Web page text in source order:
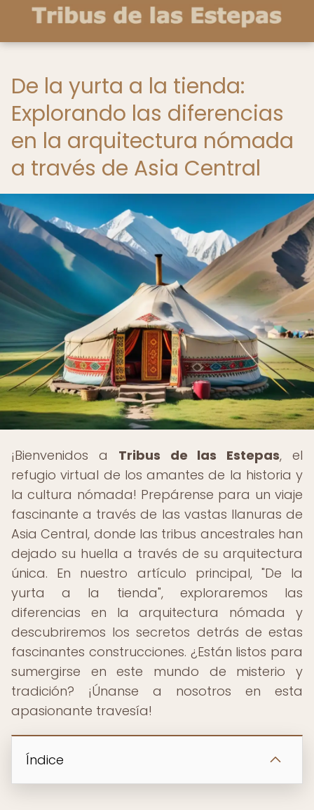
De la yurta a la tienda:
Explorando las diferencias
en la arquitectura nómada
a través de Asia Central
¡Bienvenidos a Tribus de las Estepas, el
refugio virtual de los amantes de la historia y
la cultura nómada! Prepárense para un viaje
fascinante a través de las vastas llanuras de
Asia Central, donde las tribus ancestrales han
dejado su huella a través de su arquitectura
única. En nuestro artículo principal, "De la
yurta a la tienda", exploraremos las
diferencias en la arquitectura nómada y
descubriremos los secretos detrás de estas
fascinantes construcciones. ¿Están listos para
sumergirse en este mundo de misterio y
tradición? ¡Únanse a nosotros en esta
apasionante travesía!
Índice